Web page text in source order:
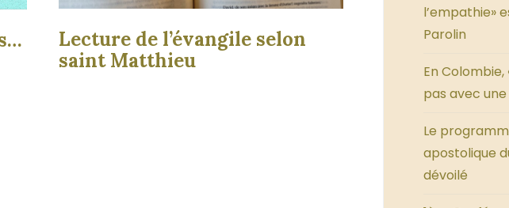
Lecture de l’évangile selon
saint Matthieu
l’empathie»
Parolin
En
pas avec
Le
apostolique
dévoilé